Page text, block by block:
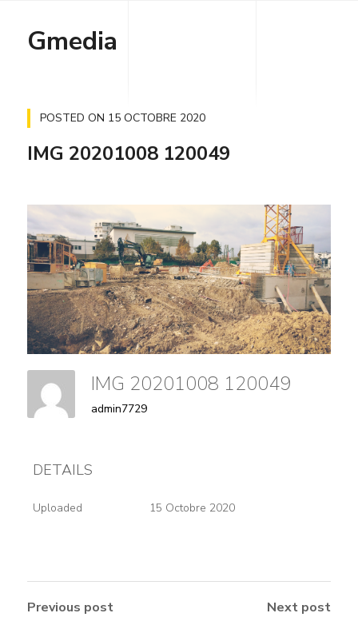
Gmedia
POSTED ON 15 OCTOBRE 2020
IMG 20201008 120049
IMG 20201008 120049
admin7729
DETAILS
Uploaded 15 Octobre 2020
Previous post Next post